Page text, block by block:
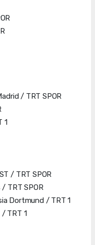
/ TRT SPOR
1
/ TRT SPOR
TRT SPOR
Dortmund / TRT 1
TRT 1